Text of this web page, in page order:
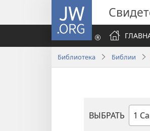
JW.ORG
Библиотека Библии
ВЫБРАТЬ
по